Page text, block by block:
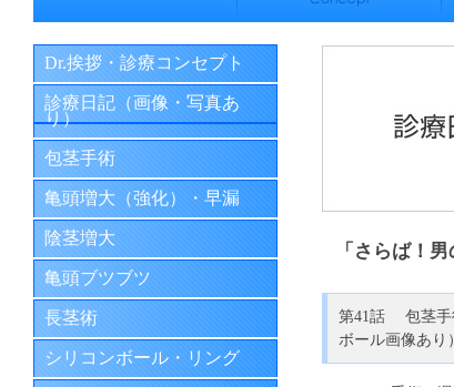
「さらば！
第41話 包茎手
ボール画像あり）
Dr.挨拶・診療コンセプト
診療日記（画像・写真あ
り）
包茎手術
亀頭増大（強化）・早漏
陰茎増大
亀頭ブツブツ
長茎術
シリコンボール・リング